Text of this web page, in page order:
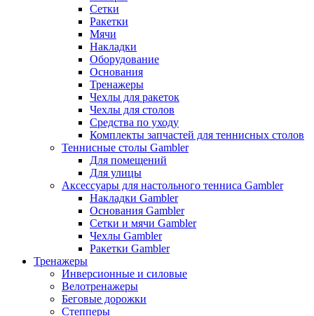
Сетки
Ракетки
Мячи
Накладки
Оборудование
Основания
Тренажеры
Чехлы для ракеток
Чехлы для столов
Средства по уходу
Комплекты запчастей для теннисных столов
Теннисные столы Gambler
Для помещений
Для улицы
Аксессуары для настольного тенниса Gambler
Накладки Gambler
Основания Gambler
Сетки и мячи Gambler
Чехлы Gambler
Ракетки Gambler
Тренажеры
Инверсионные и силовые
Велотренажеры
Беговые дорожки
Степперы